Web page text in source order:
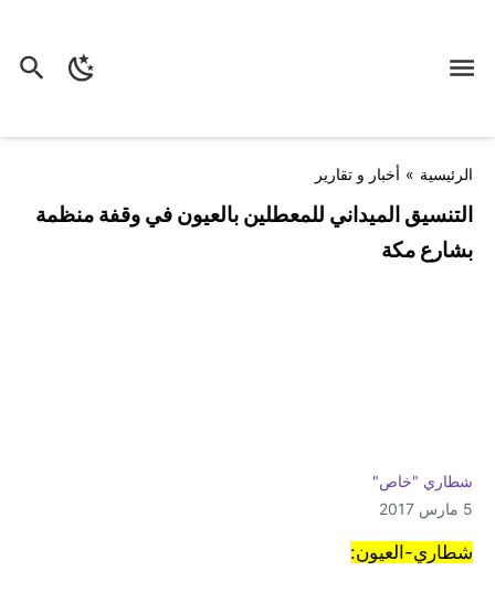
الرئيسية » أخبار و تقارير
التنسيق الميداني للمعطلين بالعيون في وقفة منظمة
بشارع مكة
شطاري "خاص"
5 مارس 2017
شطاري-العيون: